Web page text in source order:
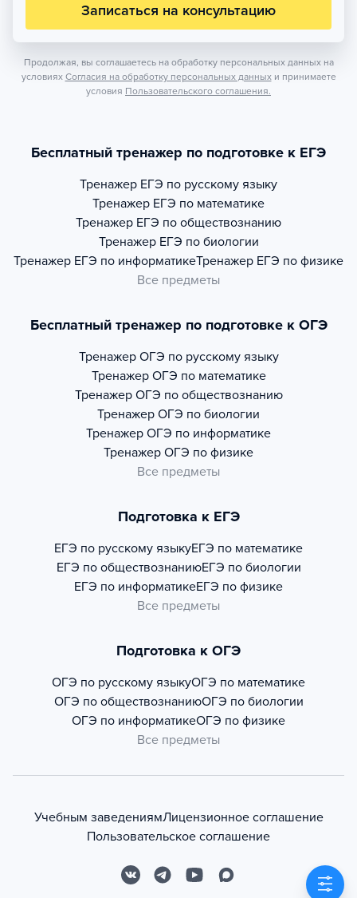
Записаться на консультацию
Продолжая, вы соглашаетесь на обработку персональных данных на
условиях Согласия на обработку персональных данных и принимаете
условия Пользовательского соглашения.
Бесплатный тренажер по подготовке к ЕГЭ
Тренажер ЕГЭ по русскому языку
Тренажер ЕГЭ по математике
Тренажер ЕГЭ по обществознанию
Тренажер ЕГЭ по биологии
Тренажер ЕГЭ по информатикеТренажер ЕГЭ по физике
Все предметы
Бесплатный тренажер по подготовке к ОГЭ
Тренажер ОГЭ по русскому языку
Тренажер ОГЭ по математике
Тренажер ОГЭ по обществознанию
Тренажер ОГЭ по биологии
Тренажер ОГЭ по информатике
Тренажер ОГЭ по физике
Все предметы
Подготовка к ЕГЭ
ЕГЭ по русскому языкуЕГЭ по математике
ЕГЭ по обществознаниюЕГЭ по биологии
ЕГЭ по информатикеЕГЭ по физике
Все предметы
Подготовка к ОГЭ
ОГЭ по русскому языкуОГЭ по математике
ОГЭ по обществознаниюОГЭ по биологии
ОГЭ по информатикеОГЭ по физике
Все предметы
Учебным заведениямЛицензионное соглашение
Пользовательское соглашение